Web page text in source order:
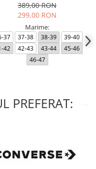
389,00 RON
299,00 RON
Marime:
37 37-38 38-39
39-40
42
42-43 43-44
45-46
46-47
PREFERAT: